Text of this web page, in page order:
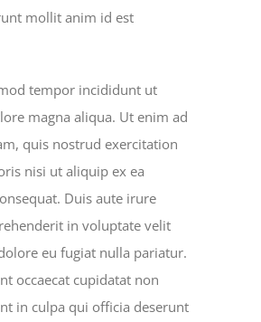
mollit anim id est
tempor incididunt ut
magna aliqua. Ut enim ad
quis nostrud exercitation
nisi ut aliquip ex ea
Duis aute irure
in voluptate velit
eu fugiat nulla pariatur.
occaecat cupidatat non
in culpa qui officia deserunt